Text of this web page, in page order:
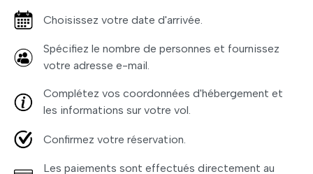
Choisissez votre date d'arrivée.
Spécifiez le nombre de personnes et fournissez
votre adresse e-mail.
Complétez vos coordonnées d'hébergement et
les informations sur votre vol.
Confirmez votre réservation.
Les paiements sont effectués directement au